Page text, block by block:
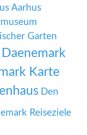
Aarhus
Garten
Daenemark
Karte
Den
Reiseziele